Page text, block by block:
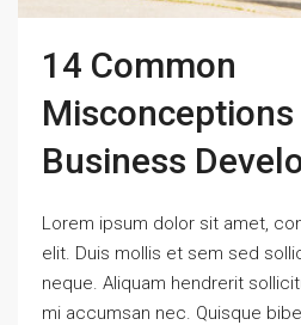
14 Common
Business
Lorem ipsum dolor sit amet,
elit. Duis mollis et sem sed
neque. Aliquam hendrerit
mi accumsan nec. Quisque